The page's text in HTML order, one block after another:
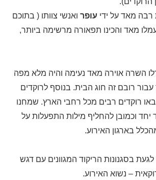
מאד על ידי עופר ואנשי צוותו ( בתוכם
מאד והכינו תפאורה מרשימה ביותר,
השרה אוירה מאד נעימה והיה מלא מפה
רובם זה חוג הבית. בנוסף לרוקדים
רוקדים רבים מכל רחבי הארץ. שמחנו
יחד וכמובן להחליף מילות התפעלות על
בארגון האירוע.
בסגנונות הריקוד המגוונים עם דגש
– נשוא האירוע.